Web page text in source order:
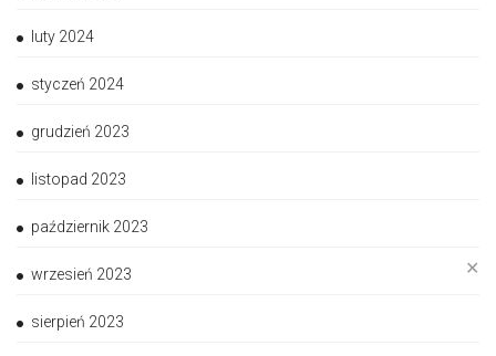
✕
luty 2024
styczeń 2024
grudzień 2023
listopad 2023
październik 2023
wrzesień 2023
sierpień 2023